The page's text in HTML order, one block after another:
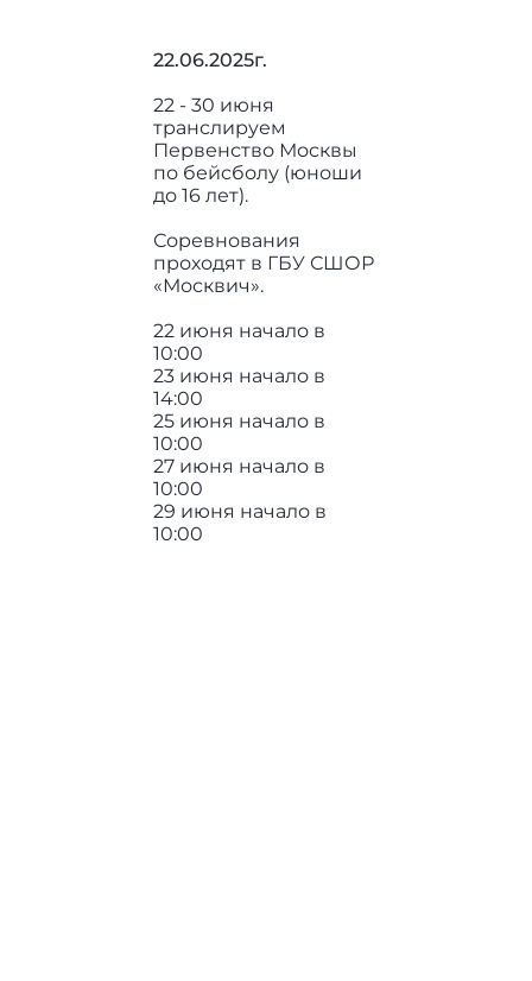
22.06.2025г.
22 - 30 июня
транслируем
Первенство Москвы
по бейсболу (юноши
до 16 лет).
Соревнования
проходят в ГБУ СШОР
«Москвич».
22 июня начало в
10:00
23 июня начало в
14:00
25 июня начало в
10:00
27 июня начало в
10:00
29 июня начало в
10:00